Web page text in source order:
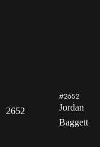
2652
#2652
Jordan
Baggett